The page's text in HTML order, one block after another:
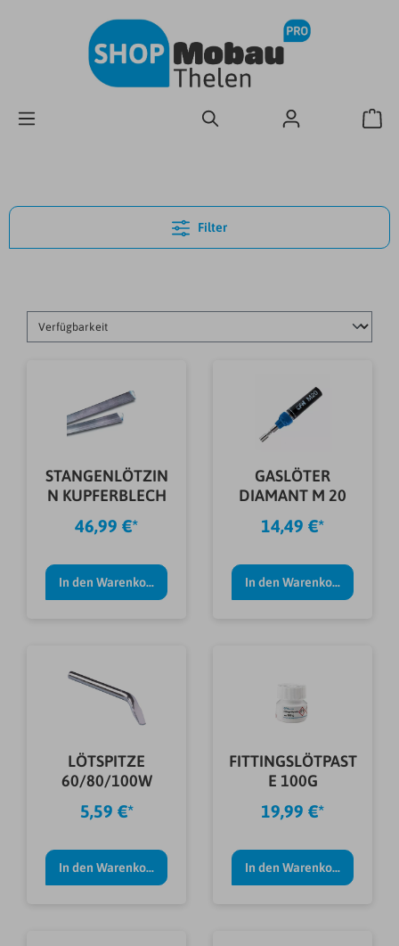
Filter
STANGENLÖTZIN
N KUPFERBLECH
46,99 €*
In den Warenkorb
GASLÖTER
DIAMANT M 20
14,49 €*
In den Warenkorb
LÖTSPITZE
60/80/100W
5,59 €*
In den Warenkorb
FITTINGSLÖTPAST
E 100G
19,99 €*
In den Warenkorb